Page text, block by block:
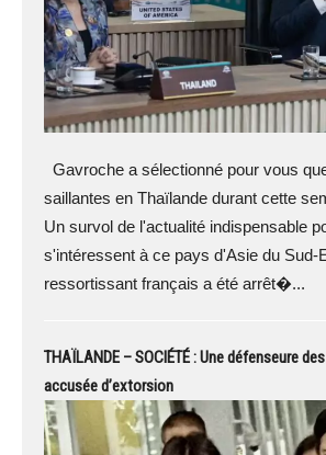
Gavroche a sélectionné pour vous
saillantes en Thaïlande durant cette
Un survol de l'actualité indispensable
s'intéressent à ce pays d'Asie du
ressortissant français a été arrêt�...
THAÏLANDE – SOCIÉTÉ : Une défenseure
accusée d’extorsion